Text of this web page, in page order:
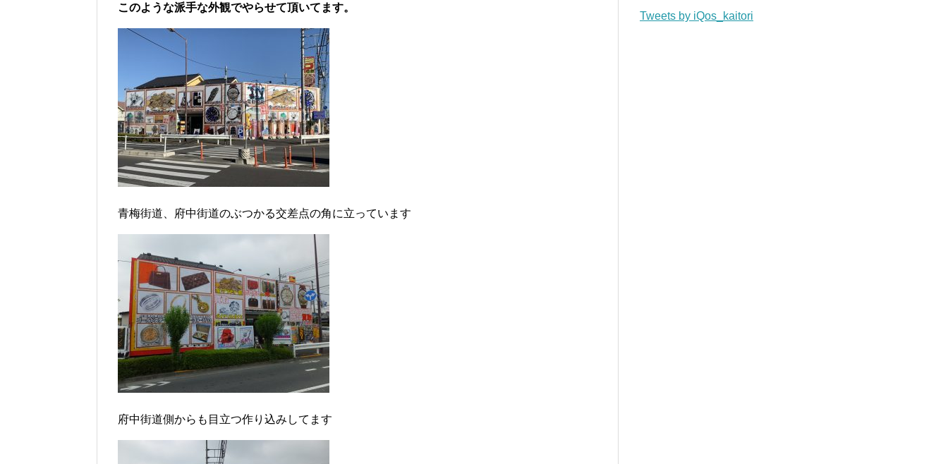
このような派手な外観でやらせて頂いてます。
青梅街道、府中街道のぶつかる交差点の角に立っています
府中街道側からも目立つ作り込みしてます
Tweets by iQos_kaitori